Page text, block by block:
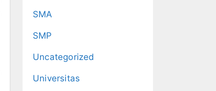
SMA
SMP
Uncategorized
Universitas